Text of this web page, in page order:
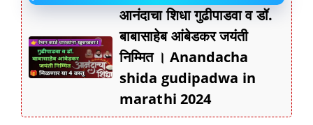
आनंदाचा शिधा गुढीपाडवा व डॉ.
बाबासाहेब आंबेडकर जयंती
निम्मित । Anandacha
shida gudipadwa in
marathi 2024